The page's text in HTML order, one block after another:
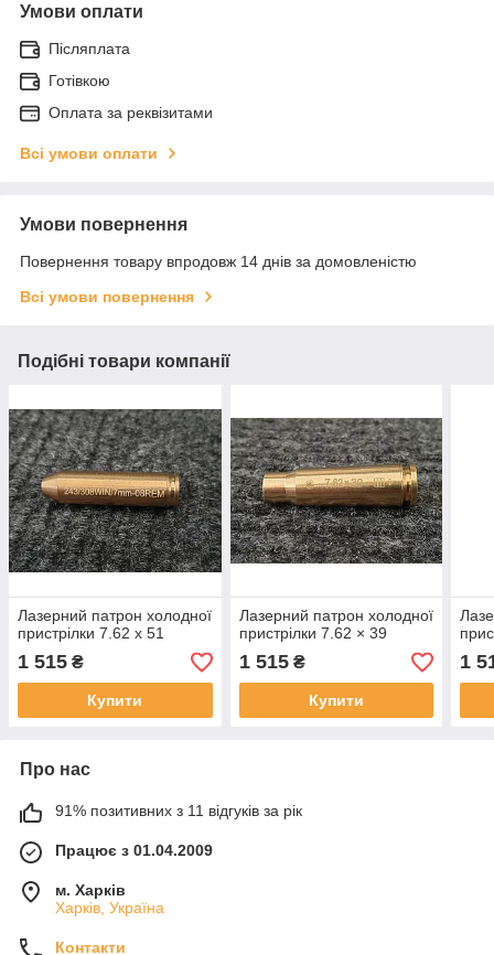
Умови оплати
Післяплата
Готівкою
Оплата за реквізитами
Всі умови оплати
Умови повернення
Повернення товару впродовж 14 днів за домовленістю
Всі умови повернення
Подібні товари компанії
Лазерний патрон холодної
пристрілки 7.62 х 51
1 515 ₴
Купити
Лазерний патрон холодної
пристрілки 7.62 × 39
1 515₴
Купити
1
Про нас
91% позитивних з 11 відгуків за рік
Працює з 01.04.2009
м. Харків
Харків, Україна
Контакти